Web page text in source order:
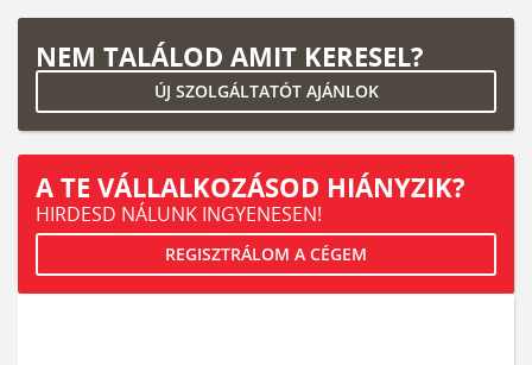
NEM TALÁLOD AMIT KERESEL?
ÚJ SZOLGÁLTATÓT AJÁNLOK
A TE VÁLLALKOZÁSOD HIÁNYZIK?
HIRDESD NÁLUNK INGYENESEN!
REGISZTRÁLOM A CÉGEM